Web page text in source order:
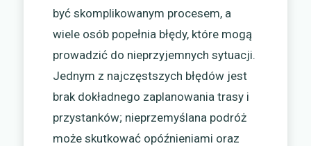
być skomplikowanym procesem, a
wiele osób popełnia błędy, które mogą
prowadzić do nieprzyjemnych sytuacji.
Jednym z najczęstszych błędów jest
brak dokładnego zaplanowania trasy i
przystanków; nieprzemyślana podróż
może skutkować opóźnieniami oraz